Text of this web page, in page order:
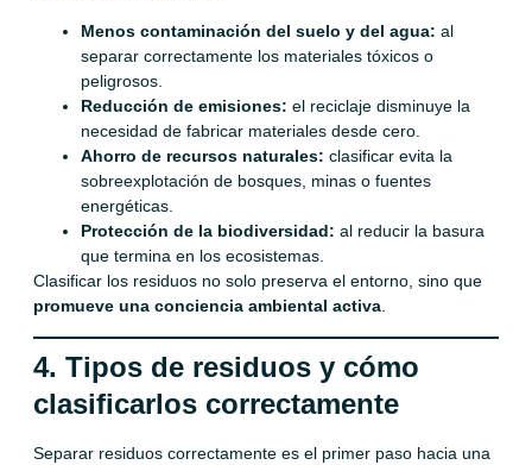
Menos contaminación del suelo y del agua: al
separar correctamente los materiales tóxicos o
peligrosos.
Reducción de emisiones: el reciclaje disminuye la
necesidad de fabricar materiales desde cero.
Ahorro de recursos naturales: clasificar evita la
sobreexplotación de bosques, minas o fuentes
energéticas.
Protección de la biodiversidad: al reducir la basura
que termina en los ecosistemas.
Clasificar los residuos no solo preserva el entorno, sino que
promueve una conciencia ambiental activa
4. Tipos de residuos y cómo
clasificarlos correctamente
Separar residuos correctamente es el primer paso hacia una